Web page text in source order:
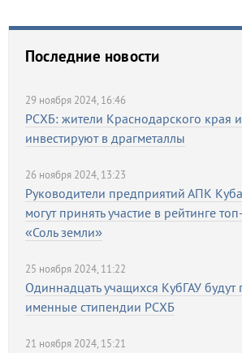
Последние новости
29 ноября 2024, 16:46
РСХБ: жители Краснодарского края
инвестируют в драгметаллы
26 ноября 2024, 13:23
Руководители предприятий АПК
могут принять участие в рейтинге
«Соль земли»
25 ноября 2024, 11:22
Одиннадцать учащихся КубГАУ будут
именные стипендии РСХБ
21 ноября 2024, 15:21